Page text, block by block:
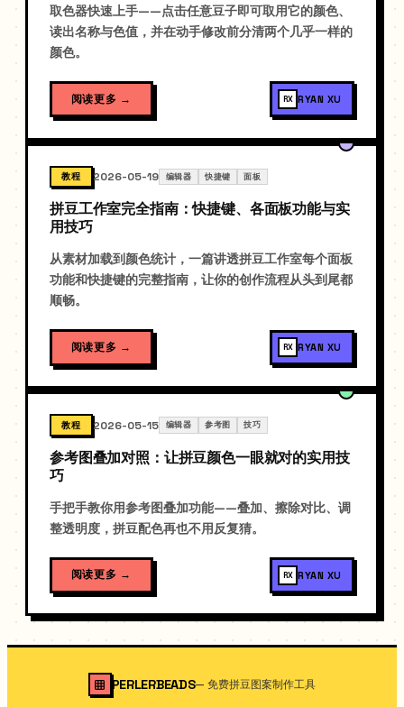
取色器快速上手——点击任意豆子即可取用它的颜色、
读出名称与色值，并在动手修改前分清两个几乎一样的
颜色。
阅读更多 → RX RYAN XU
教程 2026-05-19 编辑器 快捷键 面板
拼豆工作室完全指南：快捷键、各面板功能与实
用技巧
从素材加载到颜色统计，一篇讲透拼豆工作室每个面板
功能和快捷键的完整指南，让你的创作流程从头到尾都
顺畅。
阅读更多 → RX RYAN XU
教程 2026-05-15 编辑器 参考图 技巧
参考图叠加对照：让拼豆颜色一眼就对的实用技
巧
手把手教你用参考图叠加功能——叠加、擦除对比、调
整透明度，拼豆配色再也不用反复猜。
阅读更多 → RX RYAN XU
PERLERBEADS—免费拼豆图案制作工具